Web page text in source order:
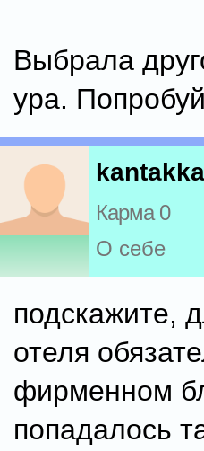
Выбрала
ура.
kantakka
Карма 0
О себе
подскажите,
отеля
фирменном
попадалось